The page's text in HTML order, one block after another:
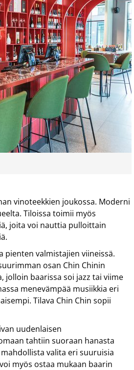
vinoteekkien joukossa. Moderni
Tiloissa toimii myös
joita voi nauttia pulloittain
pienten valmistajien viineissä.
osan Chin Chinin
jolloin baarissa soi jazz tai viime
menevämpää musiikkia eri
Tilava Chin Chin sopii
uudenlaisen
tahtiin suoraan hanasta
valita eri suuruisia
myös ostaa mukaan baarin